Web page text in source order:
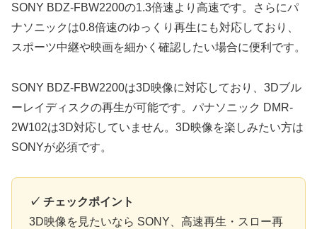
SONY BDZ-FBW2200の1.3倍速より高速です。さらにパ
ナソニックは0.8倍速のゆっくり再生にも対応しており、
スポーツ中継や映画を細かく確認したい場合に便利です。
SONY BDZ-FBW2200は3D映像に対応しており、3Dブル
ーレイディスクの再生が可能です。パナソニック DMR-
2W102は3D対応していません。3D映像を楽しみたい方は
SONYが必須です。
✓ チェックポイント
3D映像を見たいなら SONY、高速再生・スロー再